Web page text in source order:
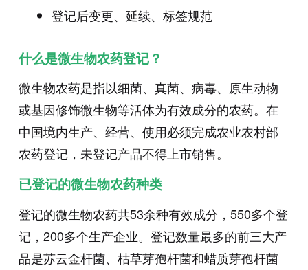
登记后变更、延续、标签规范
什么是微生物农药登记？
微生物农药是指以细菌、真菌、病毒、原生动物
或基因修饰微生物等活体为有效成分的农药。在
中国境内生产、经营、使用必须完成农业农村部
农药登记，未登记产品不得上市销售。
已登记的微生物农药种类
登记的微生物农药共53余种有效成分， 550多个登
记， 200多个生产企业。登记数量最多的前三大产
品是苏云金杆菌、枯草芽孢杆菌和蜡质芽孢杆菌